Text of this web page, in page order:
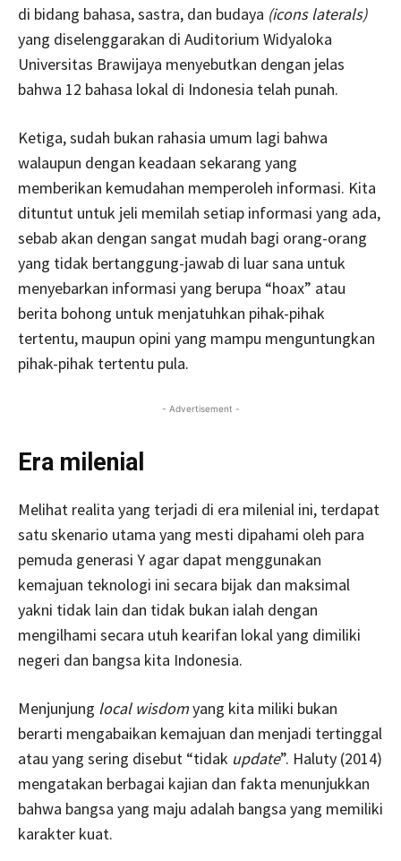
di bidang bahasa, sastra, dan budaya (icons laterals)
yang diselenggarakan di Auditorium Widyaloka
Universitas Brawijaya menyebutkan dengan jelas
bahwa 12 bahasa lokal di Indonesia telah punah.
Ketiga, sudah bukan rahasia umum lagi bahwa
walaupun dengan keadaan sekarang yang
memberikan kemudahan memperoleh informasi. Kita
dituntut untuk jeli memilah setiap informasi yang ada,
sebab akan dengan sangat mudah bagi orang-orang
yang tidak bertanggung-jawab di luar sana untuk
menyebarkan informasi yang berupa “hoax” atau
berita bohong untuk menjatuhkan pihak-pihak
tertentu, maupun opini yang mampu menguntungkan
pihak-pihak tertentu pula.
- Advertisement -
Era milenial
Melihat realita yang terjadi di era milenial ini, terdapat
satu skenario utama yang mesti dipahami oleh para
pemuda generasi Y agar dapat menggunakan
kemajuan teknologi ini secara bijak dan maksimal
yakni tidak lain dan tidak bukan ialah dengan
mengilhami secara utuh kearifan lokal yang dimiliki
negeri dan bangsa kita Indonesia.
Menjunjung local wisdomyang kita miliki bukan
berarti mengabaikan kemajuan dan menjadi tertinggal
atau yang sering disebut “tidak update”. Haluty (2014)
mengatakan berbagai kajian dan fakta menunjukkan
bahwa bangsa yang maju adalah bangsa yang memiliki
karakter kuat.